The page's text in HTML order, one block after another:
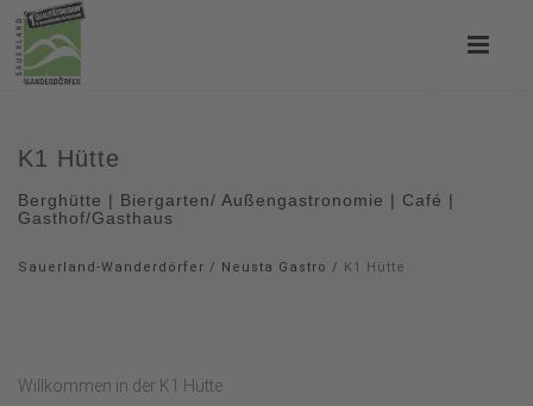
K1 Hütte
Berghütte | Biergarten/ Außengastronomie | Café |
Gasthof/Gasthaus
Sauerland-Wanderdörfer / Neusta Gastro / K1 Hütte
Willkommen in der K1 Hütte